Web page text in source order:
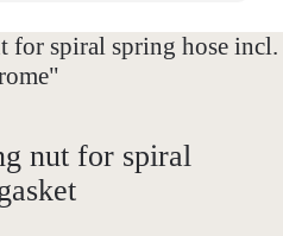
nut for spiral